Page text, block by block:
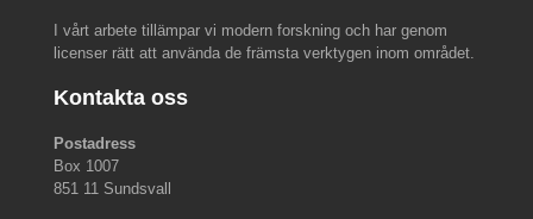
I vårt arbete tillämpar vi modern forskning och har genom
licenser rätt att använda de främsta verktygen inom området.
Kontakta oss
Postadress
Box 1007
851 11 Sundsvall